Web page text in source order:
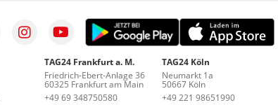
TAG24 Frankfurt a. M.
Friedrich-Ebert-Anlage 36
60325 Frankfurt am Main
+49 69 348750580
TAG24 Köln
Neumarkt 1a
50667 Köln
+49 221 98651990